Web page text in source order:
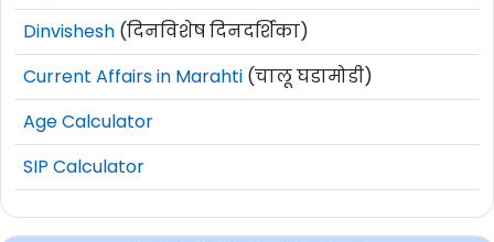
Dinvishesh (दिनविशेष दिनदर्शिका)
Current Affairs in Marahti (चालू घडामोडी)
Age Calculator
SIP Calculator